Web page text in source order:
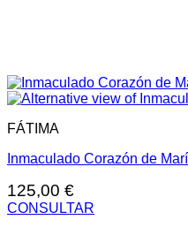
FÁTIMA
Inmaculado Corazón de
125,00 €
CONSULTAR